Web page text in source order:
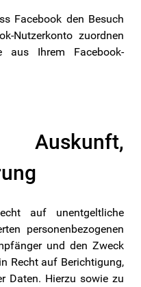
Facebook den Besuch
Nutzerkonto zuordnen
Ihrem Facebook-
auf unentgeltliche
personenbezogenen
und den Zweck
Recht auf Berichtigung,
Daten. Hierzu sowie zu